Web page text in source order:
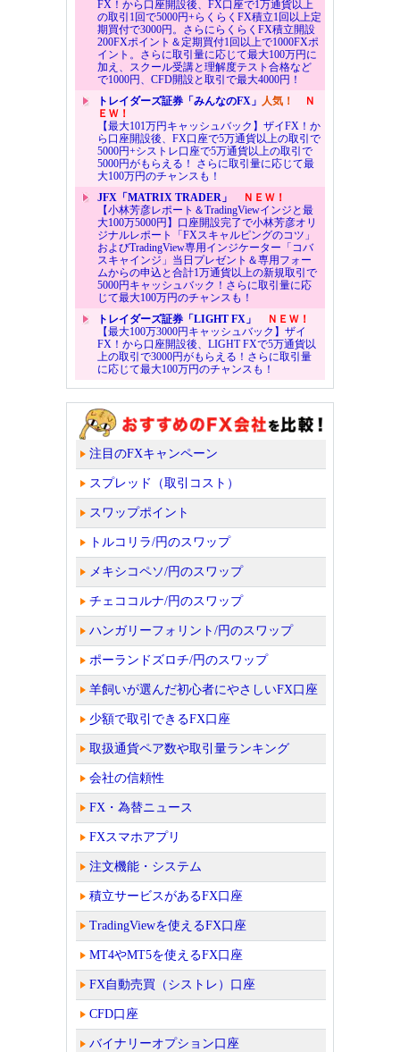
FX！から口座開設後、FX口座で1万通貨以上
の取引1回で5000円+らくらくFX積立1回以上定
期買付で3000円。さらにらくらくFX積立開設
200FXポイント＆定期買付1回以上で1000FXポ
イント。さらに取引量に応じて最大100万円に
加え、スクール受講と理解度テスト合格など
で1000円、CFD開設と取引で最大4000円！
トレイダーズ証券「みんなのFX」 人気！
Ｎ
ＥＷ！
【最大101万円キャッシュバック】ザイFX！か
ら口座開設後、FX口座で5万通貨以上の取引で
5000円+シストレ口座で5万通貨以上の取引で
5000円がもらえる！ さらに取引量に応じて最
大100万円のチャンスも！
JFX「MATRIX TRADER」
ＮＥＷ！
【小林芳彦レポート＆TradingViewインジと最
大100万5000円】口座開設完了で小林芳彦オリ
ジナルレポート「FXスキャルピングのコツ」
およびTradingView専用インジケーター「コバ
スキャインジ」当日プレゼント＆専用フォー
ムからの申込と合計1万通貨以上の新規取引で
5000円キャッシュバック！さらに取引量に応
じて最大100万円のチャンスも！
トレイダーズ証券「LIGHT FX」
ＮＥＷ！
【最大100万3000円キャッシュバック】ザイ
FX！から口座開設後、LIGHT FXで5万通貨以
上の取引で3000円がもらえる！さらに取引量
に応じて最大100万円のチャンスも！
注目のFXキャンペーン
スプレッド（取引コスト）
スワップポイント
トルコリラ/円のスワップ
メキシコペソ/円のスワップ
チェココルナ/円のスワップ
ハンガリーフォリント/円のスワップ
ポーランドズロチ/円のスワップ
羊飼いが選んだ初心者にやさしいFX口座
少額で取引できるFX口座
取扱通貨ペア数や取引量ランキング
会社の信頼性
FX・為替ニュース
FXスマホアプリ
注文機能・システム
積立サービスがあるFX口座
TradingViewを使えるFX口座
MT4やMT5を使えるFX口座
FX自動売買（シストレ）口座
CFD口座
バイナリーオプション口座